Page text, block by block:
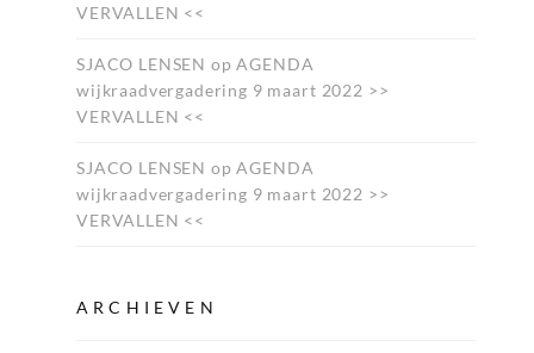
VERVALLEN <<
SJACO LENSEN opAGENDA
wijkraadvergadering 9 maart 2022 >>
VERVALLEN <<
SJACO LENSEN opAGENDA
wijkraadvergadering 9 maart 2022 >>
VERVALLEN <<
ARCHIEVEN